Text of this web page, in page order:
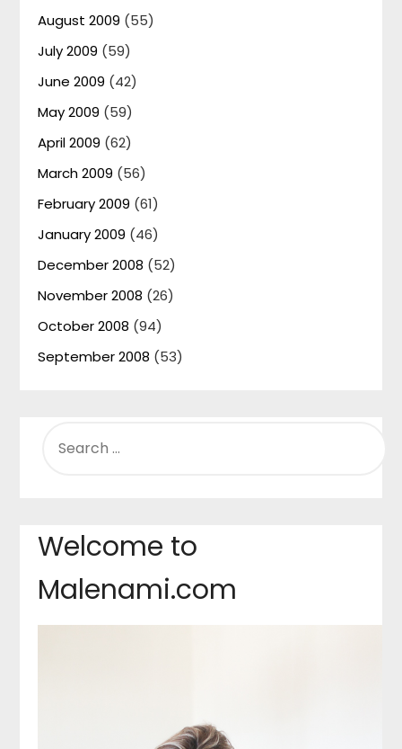
August 2009 (55)
July 2009 (59)
June 2009 (42)
May 2009 (59)
April 2009 (62)
March 2009 (56)
February 2009 (61)
January 2009 (46)
December 2008 (52)
November 2008 (26)
October 2008 (94)
September 2008 (53)
FOR:
Welcome to
Malenami.com